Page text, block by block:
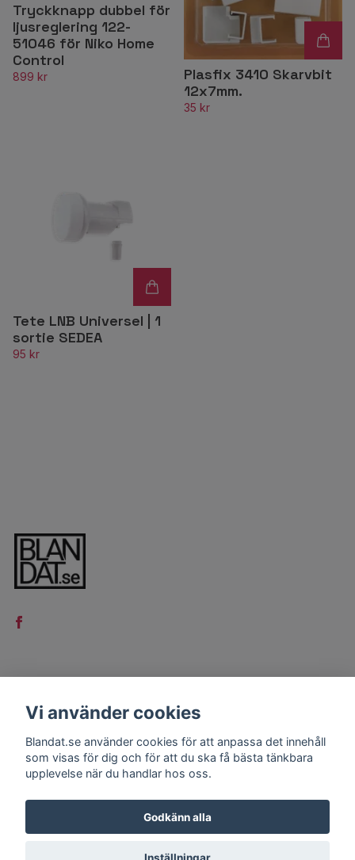
Tryckknapp dubbel för
ljusreglering 122-
51046 för Niko Home
Control
899 kr
Plasfix 3410 Skarvbit
12x7mm.
35 kr
Tete LNB Universel | 1
sortie SEDEA
95 kr
Kontakt
Köpvillkor
Vi använder cookies
Blandat.se använder cookies för att anpassa det innehåll
som visas för dig och för att du ska få bästa tänkbara
upplevelse när du handlar hos oss.
Godkänn alla